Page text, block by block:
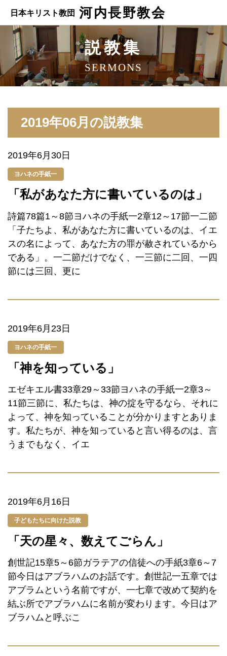
日本キリスト教団 河内長野教会
説教集
SERMONS
2019年06月の説教集
2019年6月30日
ヨハネの手紙一
「私があなた方に書いているのは」
詩篇78篇1～8節ヨハネの手紙一2章12～17節一二節
「子たちよ、私があなた方に書いているのは、イエ
スの名によって、あなた方の罪が赦されているから
である」。一二節だけでなく、一三節に二回、一四
節には三回、更に
2019年6月23日
ヨハネの手紙一
「神を知っている」
エゼキエル書33章29～33節ヨハネの手紙一2章3～
11節三節に、私たちは、神の掟を守るなら、それに
よって、神を知っていることが分かりますとありま
す。私たちが、神を知っていると言い得るのは、言
うまでもなく、イエ
2019年6月16日
子どもたちに向けた説教
「天の星々、数えてごらん」
創世記15章5～6節ガラテアの信徒への手紙3章6～7
節今日はアブラハムのお話です。創世記一五章では
アブラムという名前ですが、一七章で改めて契約を
結ぶ所でアブラハムに名前が変わります。今日はア
ブラハムと呼ぶこ